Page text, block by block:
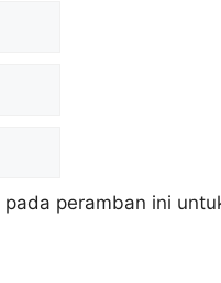
peramban ini